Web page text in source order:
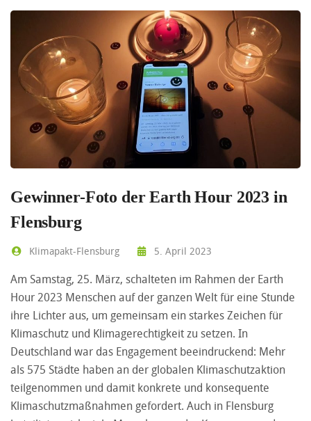
Gewinner-Foto der Earth Hour 2023 in
Flensburg
Klimapakt-Flensburg 5. April 2023
Am Samstag, 25. März, schalteten im Rahmen der Earth
Hour 2023 Menschen auf der ganzen Welt für eine Stunde
ihre Lichter aus, um gemeinsam ein starkes Zeichen für
Klimaschutz und Klimagerechtigkeit zu setzen. In
Deutschland war das Engagement beeindruckend: Mehr
als 575 Städte haben an der globalen Klimaschutzaktion
teilgenommen und damit konkrete und konsequente
Klimaschutzmaßnahmen gefordert. Auch in Flensburg